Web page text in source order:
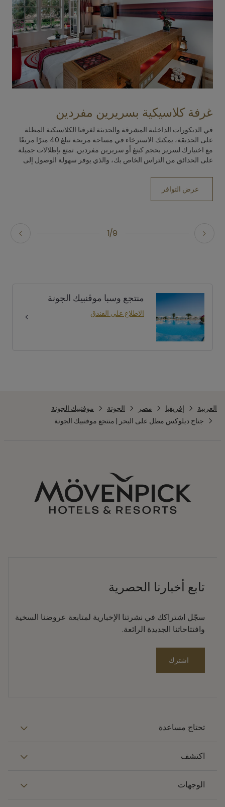
1/9
غرفة كلاسيكية بسريرين مفردين
في الديكورات الداخلية المشرقة والحديثة لغرفنا الكلاسيكية المطلة
على الحديقة، يمكنك الاسترخاء في مساحة مريحة تبلغ 40 مترًا مربعًا
مع اختيارك لسرير بحجم كينغ أو سريرين مفردين. تمتع بإطلالات جميلة
على الحدائق من التراس الخاص بك، والذي يوفر سهولة الوصول إلى
عرض التوافر
منتجع وسبا موڤنبيك الجونة
الاطلاع على الفندق
العربية إفريقيا مصر الجونة
موفنبيك الجونة
جناح ديلوكس مطل على البحر | منتجع موفنبيك الجونة
تابع أخبارنا الحصرية
سجّل اشتراكك في نشرتنا الإخبارية لمتابعة عروضنا السخية
وافتتاحاتنا الجديدة الرائعة.
اشترك
تحتاج مساعدة
اكتشف
الوجهات